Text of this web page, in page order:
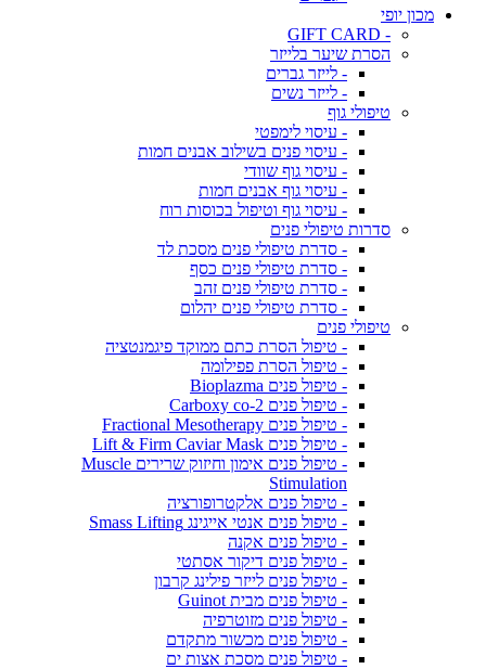
מכון יופי
- GIFT CARD
הסרת שיער בלייזר
- לייזר גברים
- לייזר נשים
טיפולי גוף
- עיסוי לימפטי
- עיסוי פנים בשילוב אבנים חמות
- עיסוי גוף שוודי
- עיסוי גוף אבנים חמות
- עיסוי גוף וטיפול בכוסות רוח
סדרות טיפולי פנים
- סדרת טיפולי פנים מסכת לד
- סדרת טיפולי פנים כסף
- סדרת טיפולי פנים זהב
- סדרת טיפולי פנים יהלום
טיפולי פנים
- טיפול הסרת כתם ממוקד פיגמנטציה
- טיפול הסרת פפילומה
- טיפול פנים Bioplazma
- טיפול פנים Carboxy co-2
- טיפול פנים Fractional Mesotherapy
- טיפול פנים Lift & Firm Caviar Mask
- טיפול פנים אימון וחיזוק שרירים Muscle
Stimulation
- טיפול פנים אלקטרופורציה
- טיפול פנים אנטי אייגינג Smass Lifting
- טיפול פנים אקנה
- טיפול פנים דיקור אסתטי
- טיפול פנים לייזר פילינג קרבון
- טיפול פנים מבית Guinot
- טיפול פנים מזוטרפיה
- טיפול פנים מכשור מתקדם
- טיפול פנים מסכת אצות ים